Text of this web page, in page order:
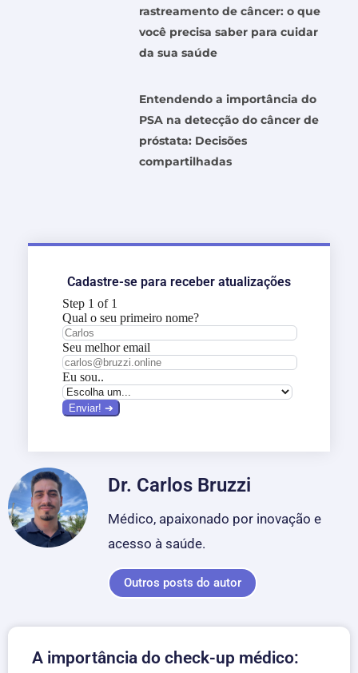
rastreamento de câncer: o que
você precisa saber para cuidar
da sua saúde
Entendendo a importância do
PSA na detecção do câncer de
próstata: Decisões
compartilhadas
Cadastre-se para receber atualizações
Dr. Carlos Bruzzi
Médico, apaixonado por inovação e
acesso à saúde.
Outros posts do autor
A importância do check-up médico: